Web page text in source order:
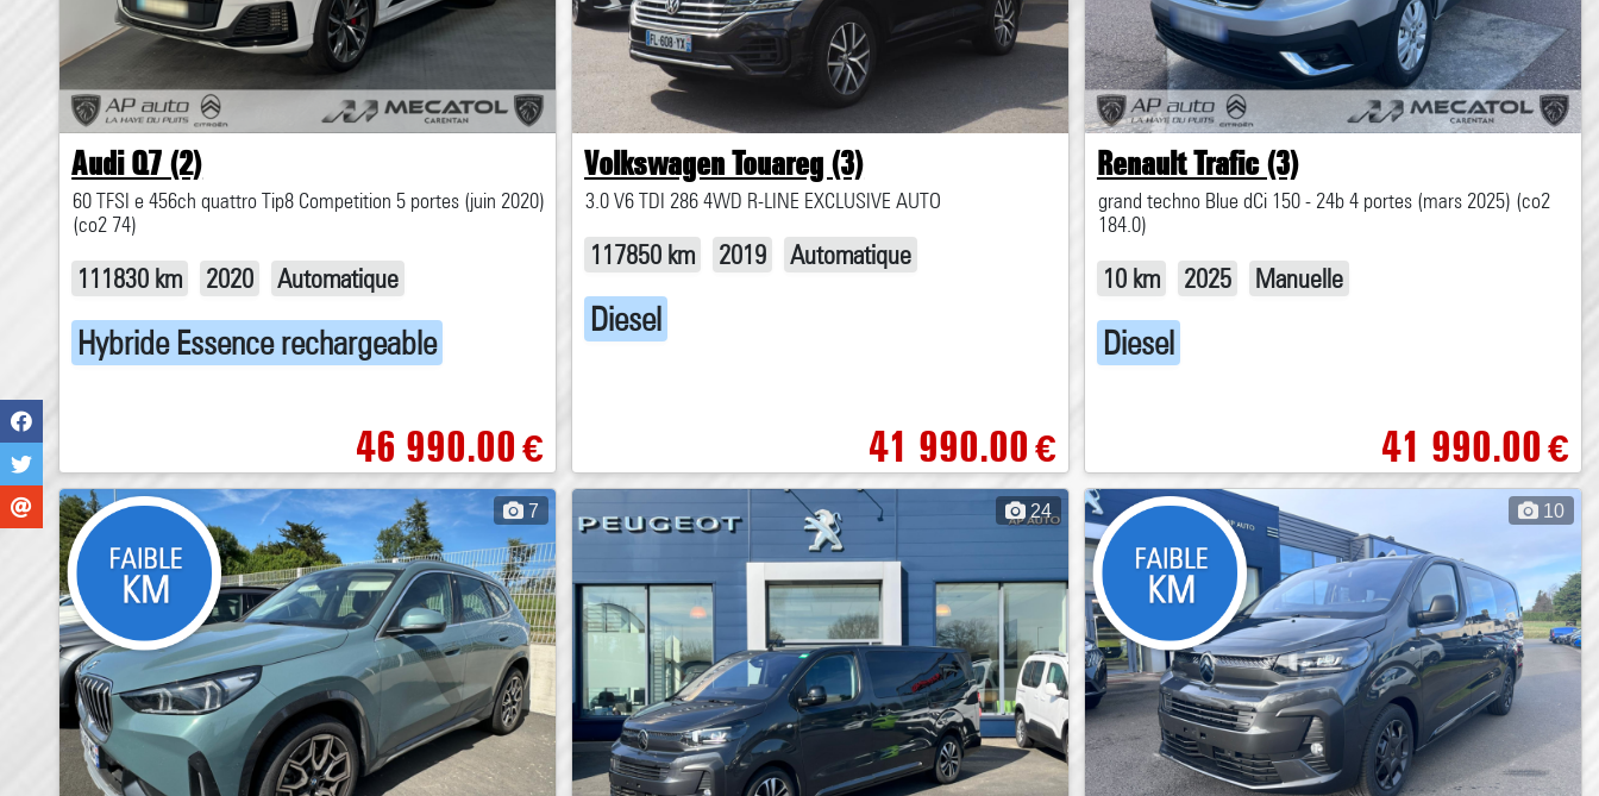
Audi Q7 (2)
60 TFSI e 456ch quattro Tip8 Competition 5 portes (juin 2020)
(co2 74)
111830 km 2020 Automatique
Hybride Essence rechargeable
46 990.00€
Volkswagen Touareg (3)
3.0 V6 TDI 286 4WD R-LINE EXCLUSIVE AUTO
117850 km 2019 Automatique
Diesel
41 990.00€
Renault Trafic (3)
grand techno Blue dCi 150 - 24b 4 portes (mars 2025) (co2
184.0)
10 km 2025 Manuelle
Diesel
41 990.00€
7 24 10